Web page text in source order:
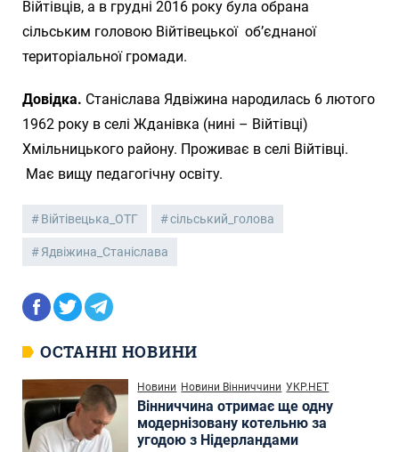
Війтівців, а в грудні 2016 року була обрана
сільським головою Війтівецької об’єднаної
територіальної громади.
Довідка. Станіслава Ядвіжина народилась 6 лютого
1962 року в селі Жданівка (нині – Війтівці)
Хмільницького району. Проживає в селі Війтівці.
Має вищу педагогічну освіту.
Війтівецька_ОТГ сільський_голова
Ядвіжина_Станіслава
ОСТАННІ НОВИНИ
Новини Новини Вінниччини УКР.НЕТ
Вінниччина отримає ще одну
модернізовану котельню за
угодою з Нідерландами